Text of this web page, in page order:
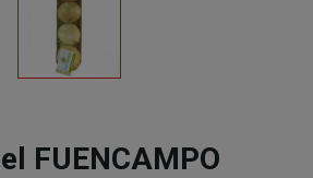
FUENCAMPO